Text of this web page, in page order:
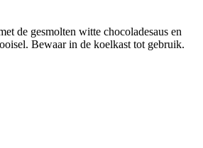
de gesmolten witte chocoladesaus en
Bewaar in de koelkast tot gebruik.